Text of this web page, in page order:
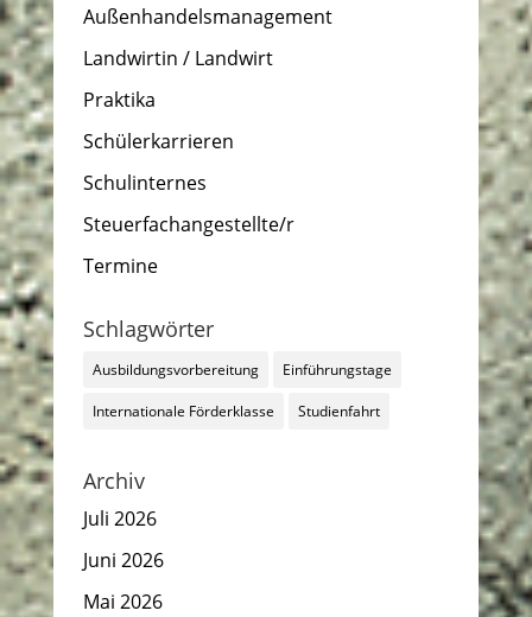
Außenhandelsmanagement
Landwirtin / Landwirt
Praktika
Schülerkarrieren
Schulinternes
Steuerfachangestellte/r
Termine
Schlagwörter
Ausbildungsvorbereitung Einführungstage
Internationale Förderklasse Studienfahrt
Archiv
Juli 2026
Juni 2026
Mai 2026